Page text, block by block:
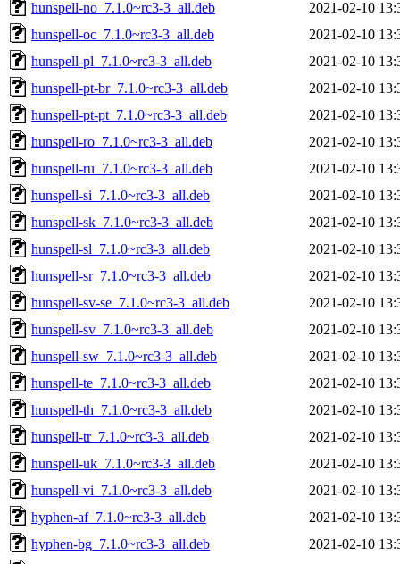
hunspell-no_7.1.0~rc3-3_all.deb
2021-02-10
hunspell-oc_7.1.0~rc3-3_all.deb
2021-02-10
hunspell-pl_7.1.0~rc3-3_all.deb
2021-02-10
hunspell-pt-br_7.1.0~rc3-3_all.deb
2021-02-10
hunspell-pt-pt_7.1.0~rc3-3_all.deb
2021-02-10
hunspell-ro_7.1.0~rc3-3_all.deb
2021-02-10
hunspell-ru_7.1.0~rc3-3_all.deb
2021-02-10
hunspell-si_7.1.0~rc3-3_all.deb
2021-02-10
hunspell-sk_7.1.0~rc3-3_all.deb
2021-02-10
hunspell-sl_7.1.0~rc3-3_all.deb
2021-02-10
hunspell-sr_7.1.0~rc3-3_all.deb
2021-02-10
hunspell-sv-se_7.1.0~rc3-3_all.deb
2021-02-10
hunspell-sv_7.1.0~rc3-3_all.deb
2021-02-10
hunspell-sw_7.1.0~rc3-3_all.deb
2021-02-10
hunspell-te_7.1.0~rc3-3_all.deb
2021-02-10
hunspell-th_7.1.0~rc3-3_all.deb
2021-02-10
hunspell-tr_7.1.0~rc3-3_all.deb
2021-02-10
hunspell-uk_7.1.0~rc3-3_all.deb
2021-02-10
hunspell-vi_7.1.0~rc3-3_all.deb
2021-02-10
hyphen-af_7.1.0~rc3-3_all.deb
2021-02-10
hyphen-bg_7.1.0~rc3-3_all.deb
2021-02-10